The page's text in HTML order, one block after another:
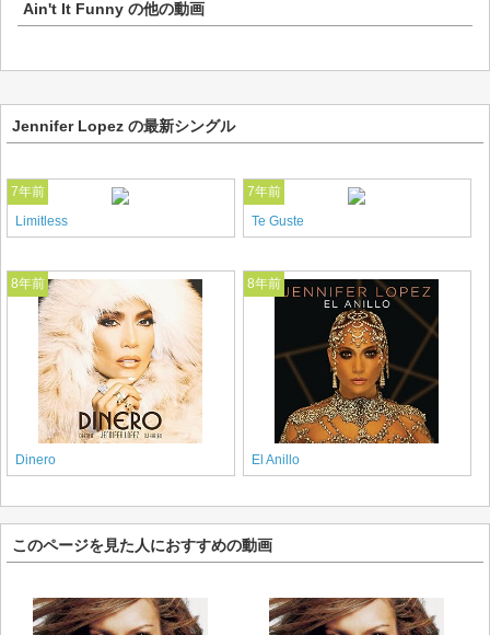
Ain't It Funny の他の動画
Jennifer Lopez の最新シングル
7年前
Limitless
7年前
Te Guste
8年前
Dinero
8年前
El Anillo
このページを見た人におすすめの動画